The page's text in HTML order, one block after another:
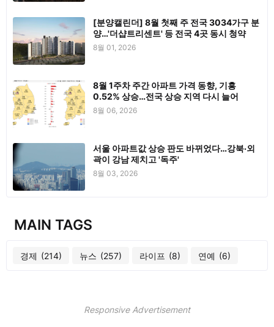
[분양캘린더] 8월 첫째 주 전국 3034가구 분
양…'더샵트리센트' 등 전국 4곳 동시 청약
8월 01, 2026
8월 1주차 주간 아파트 가격 동향, 기흥
0.52% 상승…전국 상승 지역 다시 늘어
8월 06, 2026
서울 아파트값 상승 판도 바뀌었다…강북·외
곽이 강남 제치고 '독주'
8월 03, 2026
MAIN TAGS
경제 (214) 뉴스 (257) 라이프 (8) 연예 (6)
Responsive Advertisement